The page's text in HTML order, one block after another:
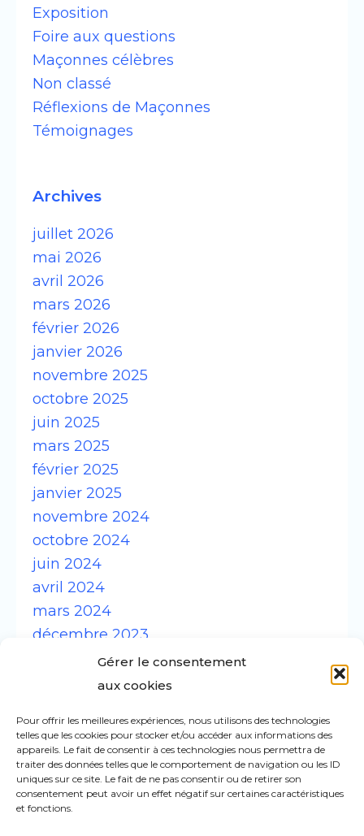
Gérer le consentement
aux cookies
Pour offrir les meilleures expériences, nous utilisons des technologies
telles que les cookies pour stocker et/ou accéder aux informations des
appareils. Le fait de consentir à ces technologies nous permettra de
traiter des données telles que le comportement de navigation ou les ID
uniques sur ce site. Le fait de ne pas consentir ou de retirer son
consentement peut avoir un effet négatif sur certaines caractéristiques
et fonctions.
Exposition
Foire aux questions
Maçonnes célèbres
Non classé
Réflexions de Maçonnes
Témoignages
Archives
juillet 2026
mai 2026
avril 2026
mars 2026
février 2026
janvier 2026
novembre 2025
octobre 2025
juin 2025
mars 2025
février 2025
janvier 2025
novembre 2024
octobre 2024
juin 2024
avril 2024
mars 2024
décembre 2023
novembre 2023
septembre 2023
février 2023
septembre 2022
août 2022
juillet 2022